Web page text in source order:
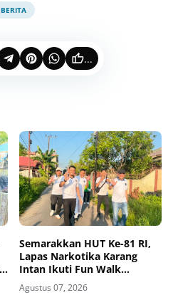
BERITA
...
Semarakkan HUT Ke-81 RI,
Lapas Narkotika Karang
Intan Ikuti Fun Walk
Kemenimipas Kalsel
Agustus 07, 2026